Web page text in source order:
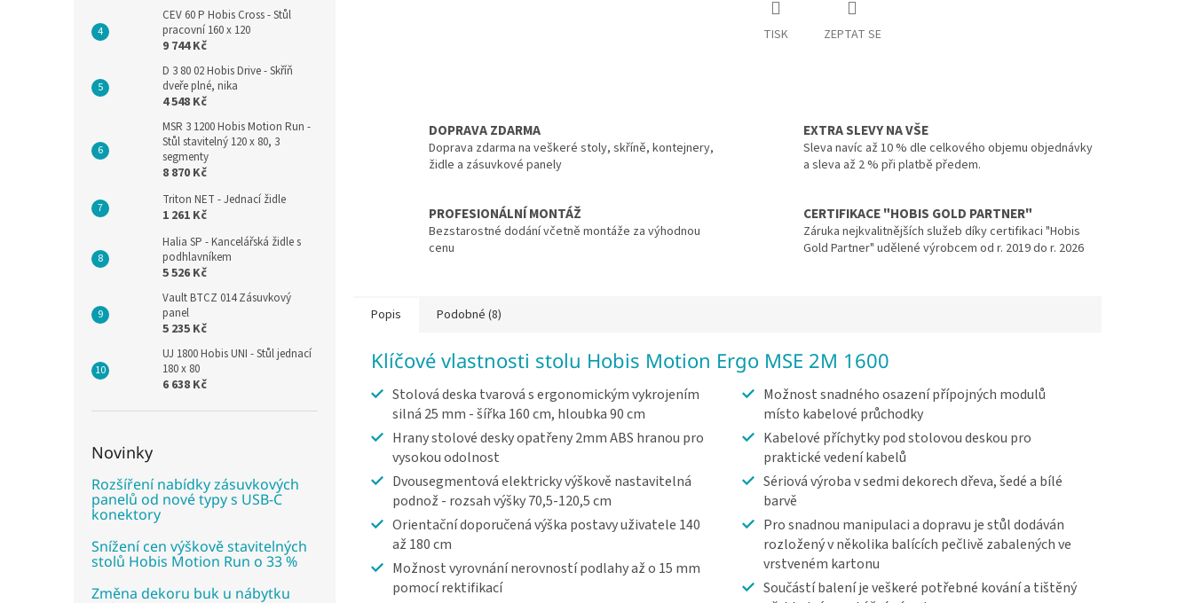
CEV 60 P Hobis Cross - Stůl
pracovní 160 x 120
9 744 Kč
D 3 80 02 Hobis Drive - Skříň
dveře plné, nika
4 548 Kč
MSR 3 1200 Hobis Motion Run -
Stůl stavitelný 120 x 80, 3
segmenty
8 870 Kč
Triton NET - Jednací židle
1 261 Kč
Halia SP - Kancelářská židle s
podhlavníkem
5 526 Kč
Vault BTCZ 014 Zásuvkový
panel
5 235 Kč
UJ 1800 Hobis UNI - Stůl jednací
180 x 80
6 638 Kč
Novinky
Rozšíření nabídky zásuvkových
panelů od nové typy s USB-C
konektory
Snížení cen výškově stavitelných
stolů Hobis Motion Run o 33 %
Změna dekoru buk u nábytku
TISK ZEPTAT SE
DOPRAVA ZDARMA
Doprava zdarma na veškeré stoly, skříně, kontejnery,
židle a zásuvkové panely
EXTRA SLEVY NA VŠE
Sleva navíc až 10 % dle celkového objemu objednávky
a sleva až 2 % při platbě předem.
PROFESIONÁLNÍ MONTÁŽ
Bezstarostné dodání včetně montáže za výhodnou
cenu
CERTIFIKACE "HOBIS GOLD PARTNER"
Záruka nejkvalitnějších služeb díky certifikaci "Hobis
Gold Partner" udělené výrobcem od r. 2019 do r. 2026
Popis Podobné (8)
Klíčové vlastnosti stolu Hobis Motion Ergo MSE 2M 1600
Stolová deska tvarová s ergonomickým vykrojením
silná 25 mm - šířka 160 cm, hloubka 90 cm
Hrany stolové desky opatřeny 2mm ABS hranou pro
vysokou odolnost
Dvousegmentová elektricky výškově nastavitelná
podnož - rozsah výšky 70,5-120,5 cm
Orientační doporučená výška postavy uživatele 140
až 180 cm
Možnost vyrovnání nerovností podlahy až o 15 mm
pomocí rektifikací
Možnost snadného osazení přípojných modulů
místo kabelové průchodky
Kabelové příchytky pod stolovou deskou pro
praktické vedení kabelů
Sériová výroba v sedmi dekorech dřeva, šedé a bílé
barvě
Pro snadnou manipulaci a dopravu je stůl dodáván
rozložený v několika balících pečlivě zabalených ve
vrstveném kartonu
Součástí balení je veškeré potřebné kování a tištěný